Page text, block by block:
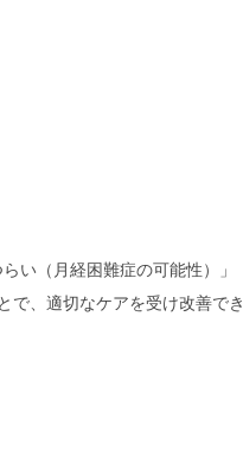
い（月経困難症の可能性）」
で、適切なケアを受け改善でき